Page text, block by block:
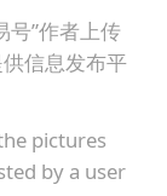
号”作者上传
信息发布平
pictures
by a user